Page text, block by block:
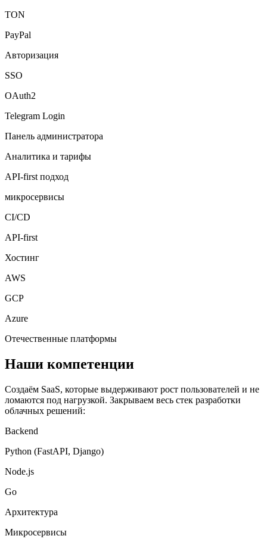
TON
PayPal
Авторизация
SSO
OAuth2
Telegram Login
Панель администратора
Аналитика и тарифы
API-first подход
микросервисы
CI/CD
API-first
Хостинг
AWS
GCP
Azure
Отечественные платформы
Наши компетенции
Создаём SaaS, которые выдерживают рост пользователей и не
ломаются под нагрузкой. Закрываем весь стек разработки
облачных решений:
Backend
Python (FastAPI, Django)
Node.js
Go
Архитектура
Микросервисы